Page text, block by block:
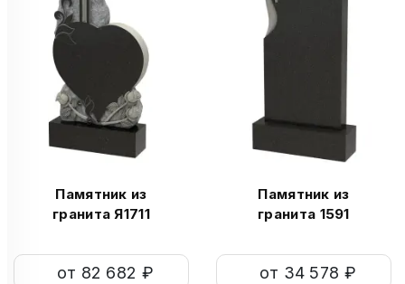
Памятник из
гранита Я1711
от 82 682 ₽
Памятник из
гранита 1591
от 34 578 ₽